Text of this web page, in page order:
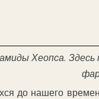
Хеопса. Здесь
до нашего